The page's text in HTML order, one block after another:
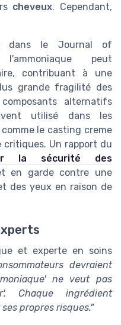
cheveux. Cependant,
dans le Journal of
l'ammoniaque peut
contribuant à une
grande fragilité des
alternatifs
utilisé dans les
le casting creme
critiques. Un rapport du
la sécurité des
en garde contre une
des yeux en raison de
et experte en soins
devraient
ne veut pas
Chaque ingrédient
propres risques."